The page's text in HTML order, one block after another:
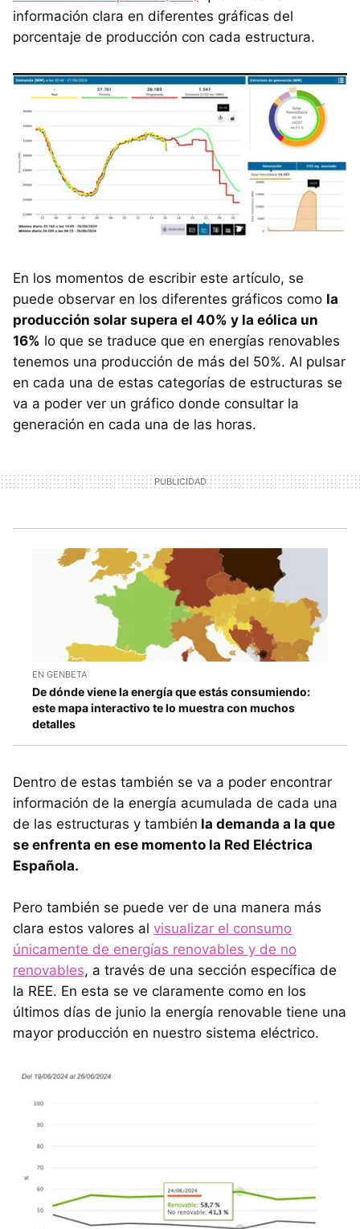
información clara en diferentes gráficas del
porcentaje de producción con cada estructura.
En los momentos de escribir este artículo, se
puede observar en los diferentes gráficos como la
producción solar supera el 40% y la eólica un
16% lo que se traduce que en energías renovables
tenemos una producción de más del 50%. Al pulsar
en cada una de estas categorías de estructuras se
va a poder ver un gráfico donde consultar la
generación en cada una de las horas.
EN GENBETA
De dónde viene la energía que estás consumiendo:
este mapa interactivo te lo muestra con muchos
detalles
Dentro de estas también se va a poder encontrar
información de la energía acumulada de cada una
de las estructuras y también la demanda a la que
se enfrenta en ese momento la Red Eléctrica
Española.
Pero también se puede ver de una manera más
clara estos valores al visualizar el consumo
únicamente de energías renovables y de no
renovables, a través de una sección específica de
la REE. En esta se ve claramente como en los
últimos días de junio la energía renovable tiene una
mayor producción en nuestro sistema eléctrico.